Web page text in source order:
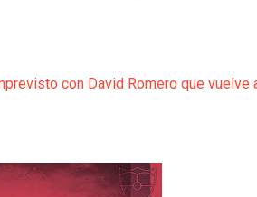
con David Romero que vuelve